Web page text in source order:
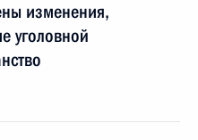
изменения,
уголовной